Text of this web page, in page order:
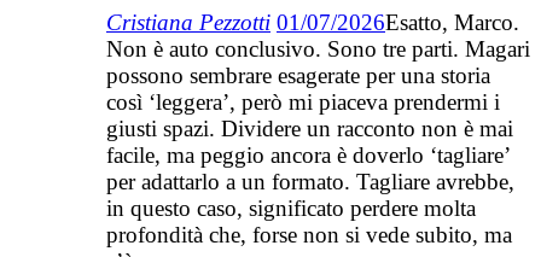
Cristiana Pezzotti 01/07/2026Esatto, Marco.
Non è auto conclusivo. Sono tre parti. Magari
possono sembrare esagerate per una storia
così ‘leggera’, però mi piaceva prendermi i
giusti spazi. Dividere un racconto non è mai
facile, ma peggio ancora è doverlo ‘tagliare’
per adattarlo a un formato. Tagliare avrebbe,
in questo caso, significato perdere molta
profondità che, forse non si vede subito, ma